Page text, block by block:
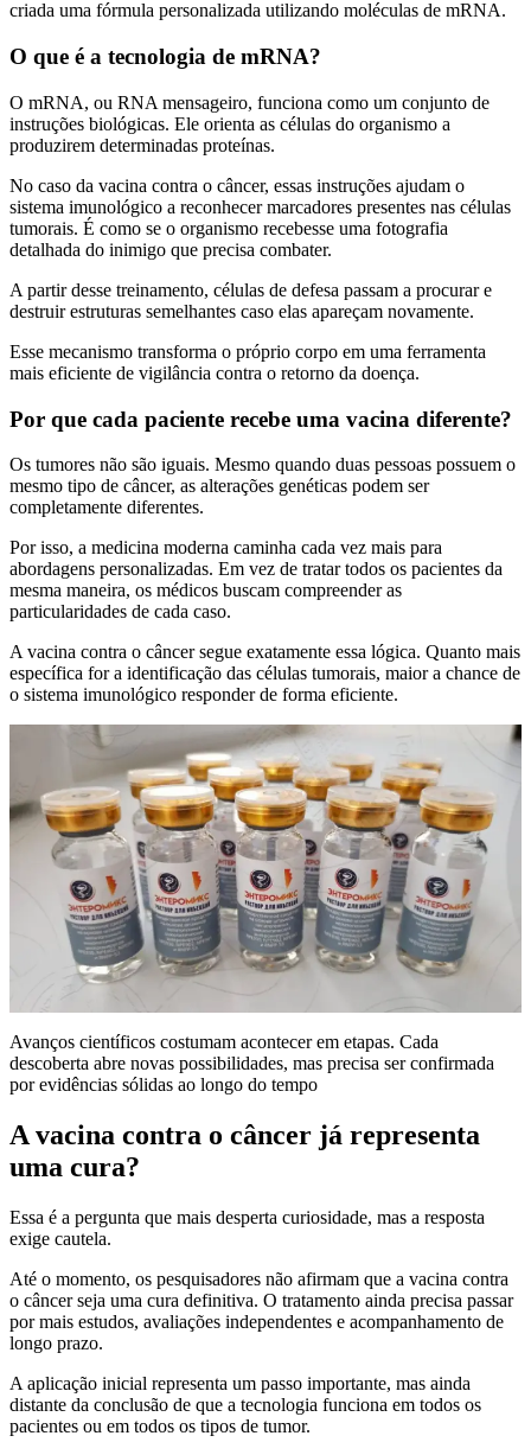
criada uma fórmula personalizada utilizando moléculas de mRNA.
O que é a tecnologia de mRNA?
O mRNA, ou RNA mensageiro, funciona como um conjunto de
instruções biológicas. Ele orienta as células do organismo a
produzirem determinadas proteínas.
No caso da vacina contra o câncer, essas instruções ajudam o
sistema imunológico a reconhecer marcadores presentes nas células
tumorais. É como se o organismo recebesse uma fotografia
detalhada do inimigo que precisa combater.
A partir desse treinamento, células de defesa passam a procurar e
destruir estruturas semelhantes caso elas apareçam novamente.
Esse mecanismo transforma o próprio corpo em uma ferramenta
mais eficiente de vigilância contra o retorno da doença.
Por que cada paciente recebe uma vacina diferente?
Os tumores não são iguais. Mesmo quando duas pessoas possuem o
mesmo tipo de câncer, as alterações genéticas podem ser
completamente diferentes.
Por isso, a medicina moderna caminha cada vez mais para
abordagens personalizadas. Em vez de tratar todos os pacientes da
mesma maneira, os médicos buscam compreender as
particularidades de cada caso.
A vacina contra o câncer segue exatamente essa lógica. Quanto mais
específica for a identificação das células tumorais, maior a chance de
o sistema imunológico responder de forma eficiente.
Avanços científicos costumam acontecer em etapas. Cada
descoberta abre novas possibilidades, mas precisa ser confirmada
por evidências sólidas ao longo do tempo
A vacina contra o câncer já representa
uma cura?
Essa é a pergunta que mais desperta curiosidade, mas a resposta
exige cautela.
Até o momento, os pesquisadores não afirmam que a vacina contra
o câncer seja uma cura definitiva. O tratamento ainda precisa passar
por mais estudos, avaliações independentes e acompanhamento de
longo prazo.
A aplicação inicial representa um passo importante, mas ainda
distante da conclusão de que a tecnologia funciona em todos os
pacientes ou em todos os tipos de tumor.